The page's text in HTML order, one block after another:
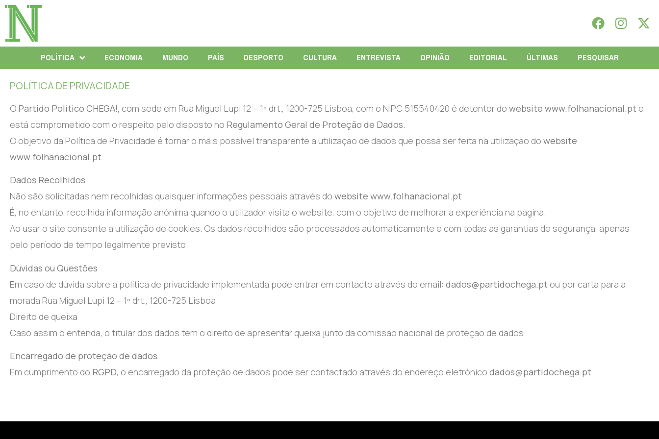
POLÍTICA ECONOMIA MUNDO PAÍS DESPORTO CULTURA ENTREVISTA OPINIÃO EDITORIAL ÚLTIMAS PESQUISAR
POLÍTICA DE PRIVACIDADE
O Partido Político CHEGA!, com sede em Rua Miguel Lupi 12 – 1º drt., 1200-725 Lisboa, com o NIPC 515540420 é detentor do website www.folhanacional.pt e
está comprometido com o respeito pelo disposto no Regulamento Geral de Proteção de Dados.
O objetivo da Política de Privacidade é tornar o mais possível transparente a utilização de dados que possa ser feita na utilização do website
www.folhanacional.pt.
Dados Recolhidos
Não são solicitadas nem recolhidas quaisquer informações pessoais através do website www.folhanacional.pt.
É, no entanto, recolhida informação anónima quando o utilizador visita o website, com o objetivo de melhorar a experiência na página.
Ao usar o site consente a utilização de cookies. Os dados recolhidos são processados automaticamente e com todas as garantias de segurança, apenas
pelo período de tempo legalmente previsto.
Dúvidas ou Questões
Em caso de dúvida sobre a política de privacidade implementada pode entrar em contacto através do email: dados@partidochega.pt ou por carta para a
morada Rua Miguel Lupi 12 – 1º drt., 1200-725 Lisboa
Direito de queixa
Caso assim o entenda, o titular dos dados tem o direito de apresentar queixa junto da comissão nacional de proteção de dados.
Encarregado de proteção de dados
Em cumprimento do RGPD, o encarregado da proteção de dados pode ser contactado através do endereço eletrónico dados@partidochega.pt.